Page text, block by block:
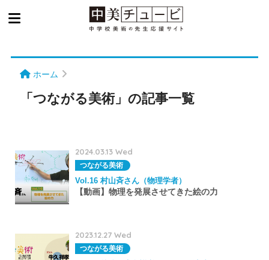
ホーム
「つながる美術」の記事一覧
2024.03.13 Wed
つながる美術
Vol.16 村山斉さん（物理学者）
【動画】物理を発展させてきた絵の力
2023.12.27 Wed
つながる美術